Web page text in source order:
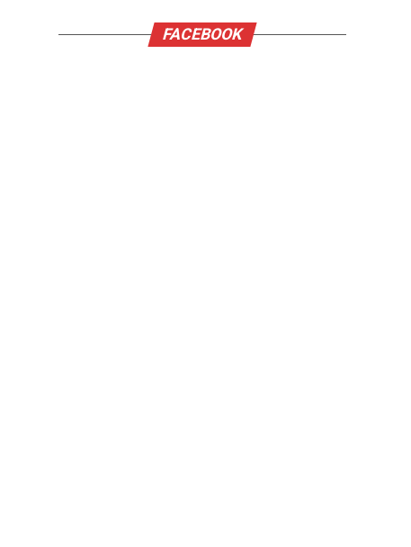
FACEBOOK